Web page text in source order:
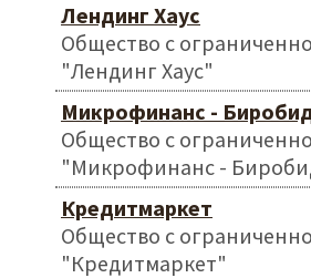
Лендинг Хаус
Общество с
"Лендинг Хаус"
Микрофинанс -
Общество с
"Микрофинанс -
Кредитмаркет
Общество с
"Кредитмаркет"